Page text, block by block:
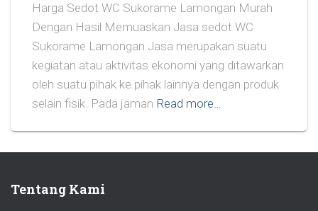
Harga Sedot WC Sukorame Lamongan Murah
Dengan Hasil Memuaskan Jasa sedot WC
Sukorame Lamongan Jasa merupakan suatu
kegiatan atau aktivitas ekonomi yang ditawarkan
oleh suatu pihak ke pihak lainnya dengan produk
selain fisik. Pada jaman Read more…
Tentang Kami